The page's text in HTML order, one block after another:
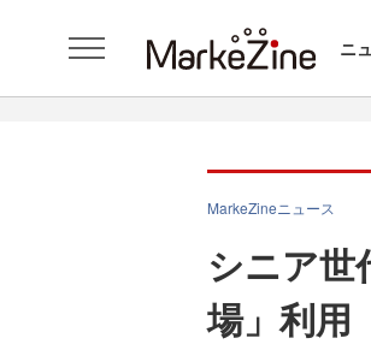
ニ
MarkeZineニュース
シニア世
場」利用